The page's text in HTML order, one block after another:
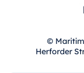
©
Herforder